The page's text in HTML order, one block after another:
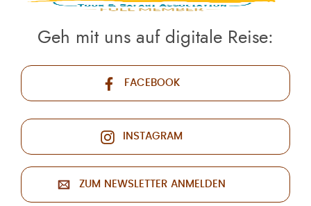
Geh mit uns auf digitale Reise:
FACEBOOK
INSTAGRAM
ZUM NEWSLETTER ANMELDEN